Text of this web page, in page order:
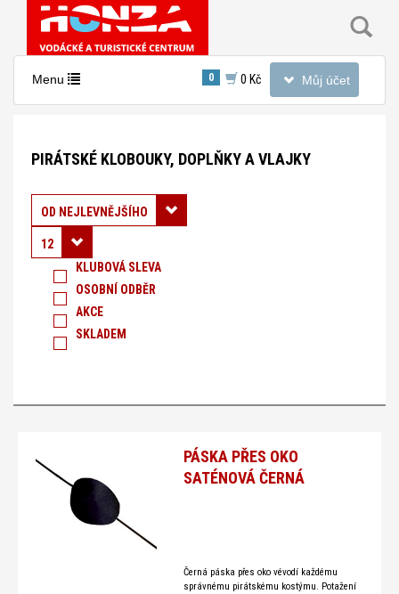
Toggle
navigation
Můj účet
Toggle
Menu 0 0 Kč
Oblečení
Námořnická
trika
klobouky,
vlajky
PIRÁTSKÉ KLOBOUKY, DOPLŇKY A VLAJKY
Řadit podle:
OD NEJLEVNĚJŠÍHO
12
KLUBOVÁ SLEVA
OSOBNÍ ODBĚR
AKCE
SKLADEM
PÁSKA PŘES OKO
SATÉNOVÁ ČERNÁ
Černá páska přes oko vévodí každému
správnému pirátskému kostýmu. Potažení